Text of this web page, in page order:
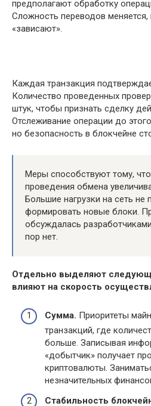
предполагают обработку
Сложность переводов
«зависают».
Каждая транзакция
Количество проведенных
штук, чтобы признать сделку
Отслеживание операции до
но безопасность в блокчейне
Меры способствуют тому,
проведения обмена
Большие нагрузки на сеть
формировать новые блоки.
обсуждалась
пор нет.
Отдельно выделяют
влияют на скорость
Сумма. Приоритеты
транзакций, где
больше. Записывая
«добытчик» получает
криптовалюты.
незначительных
Стабильность